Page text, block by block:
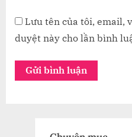
Lưu tên của tôi, email,
duyệt này cho lần bình